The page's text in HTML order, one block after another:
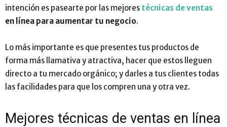
intención es pasearte por las mejores técnicas de ventas
en línea para aumentar tu negocio.
Lo más importante es que presentes tus productos de
forma más llamativa y atractiva, hacer que estos lleguen
directo a tu mercado orgánico; y darles a tus clientes todas
las facilidades para que los compren una y otra vez.
Mejores técnicas de ventas en línea